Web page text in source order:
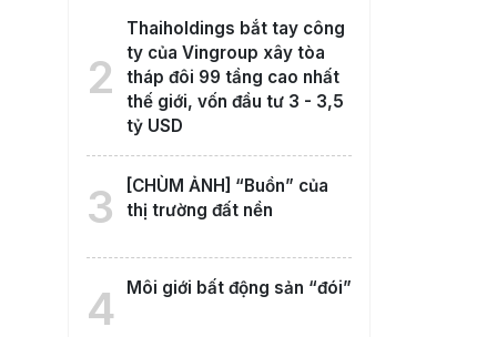
2
Thaiholdings bắt tay công
ty của Vingroup xây tòa
tháp đôi 99 tầng cao nhất
thế giới, vốn đầu tư 3 - 3,5
tỷ USD
3
[CHÙM ẢNH] “Buồn” của
thị trường đất nền
4 Môi giới bất động sản “đói”